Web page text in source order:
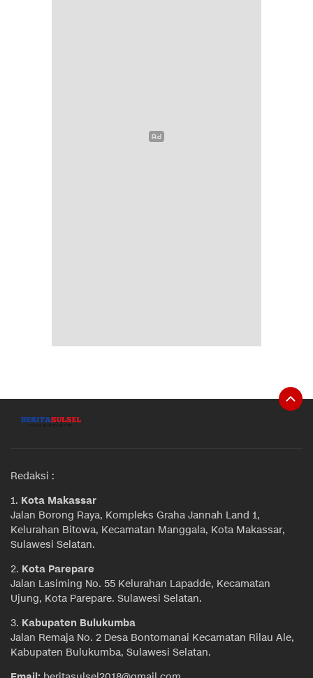
Redaksi :
1. Kota Makassar
Jalan Borong Raya, Kompleks Graha Jannah Land 1,
Kelurahan Bitowa, Kecamatan Manggala, Kota Makassar,
Sulawesi Selatan.
2. Kota Parepare
Jalan Lasiming No. 55 Kelurahan Lapadde, Kecamatan
Ujung, Kota Parepare. Sulawesi Selatan.
3. Kabupaten Bulukumba
Jalan Remaja No. 2 Desa Bontomanai Kecamatan Rilau Ale,
Kabupaten Bulukumba, Sulawesi Selatan.